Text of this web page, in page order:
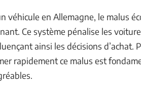
véhicule en Allemagne, le malus
Ce système pénalise les
ainsi les décisions d’achat.
rapidement ce malus est